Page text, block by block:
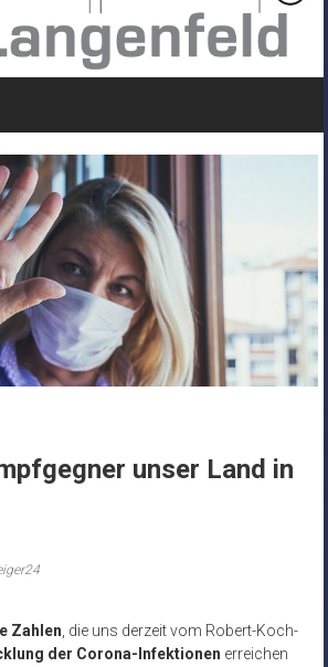
unser Land in
Zahlen, die uns derzeit vom Robert-Koch-
der Corona-Infektionen erreichen